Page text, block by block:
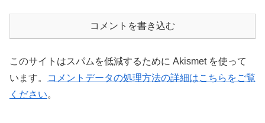
コメントを書き込む
このサイトはスパムを低減するために Akismet を使って
います。
コメントデータの処理方法の詳細はこちらをご覧
ください。